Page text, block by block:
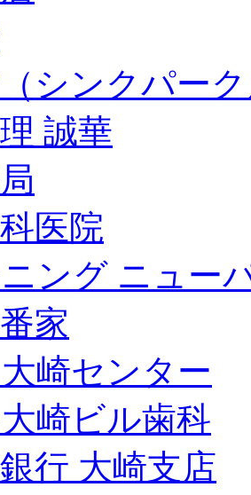
シンクパー
誠華
医院
ング ニュー
家
崎センター
崎ビル歯科
行 大崎支店